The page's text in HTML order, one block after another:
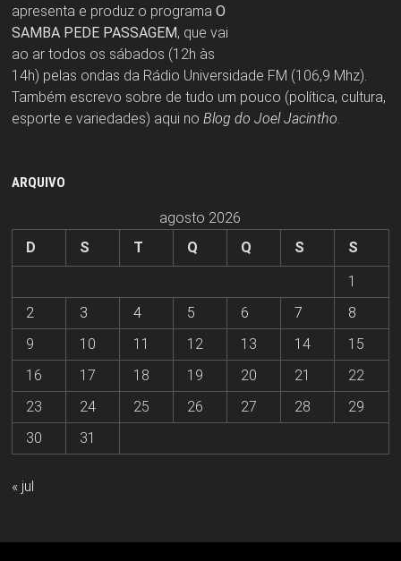
apresenta e produz o programa O
SAMBA PEDE PASSAGEM, que vai
ao ar todos os sábados (12h às
14h) pelas ondas da Rádio Universidade FM (106,9 Mhz).
Também escrevo sobre de tudo um pouco (política, cultura,
esporte e variedades) aqui no Blog do Joel Jacintho.
ARQUIVO
agosto 2026
D
S T Q Q S
S
1
2
3 4 5 6 7
8
9
10 11 12 13 14
15
16
17 18 19 20 21
22
23
24 25 26 27 28
29
30
31
« jul